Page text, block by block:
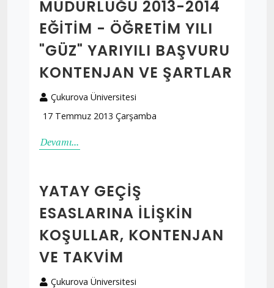
MÜDÜRLÜĞÜ 2013-2014
EĞITIM - ÖĞRETIM YILI
"GÜZ" YARIYILI BAŞVURU
KONTENJAN VE ŞARTLAR
Çukurova Üniversitesi
17 Temmuz 2013 Çarşamba
Devamı...
YATAY GEÇIŞ
ESASLARINA İLIŞKIN
KOŞULLAR, KONTENJAN
VE TAKVIM
Çukurova Üniversitesi